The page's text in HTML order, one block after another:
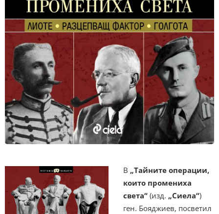
В „Тайните операции,
които промениха
света“ (изд. „Сиела“)
ген. Бояджиев, посветил